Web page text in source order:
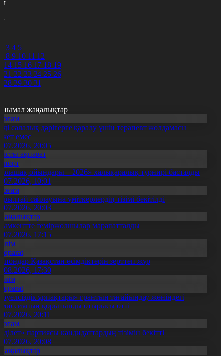
3 4 5
8 9 10 11 12
14 15 16 17 18 19
21 22 23 24 25 26
28 29 30 31
жаңалықтар
салалық дәрігерге қаралу үшін терапевт жолдамасы
емес
20:05
ақпарат
ойындары – 2026» халықаралық турнирі басталды
10:01
сайлауына үміткерлердің тізімі бекітілді
20:03
теміржолшылар марапатталды
17:15
Қазақстан өсімдіктерін зерттеп жүр
17:30
ұрпақтары» грантын тағайындау жөніндегі
қорытынды отырысы өтті
20:11
партиясы кандидаттардың тізімін бекітті
20:08